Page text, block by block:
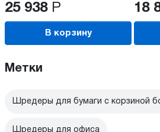
25 938 Р
В корзину
18
Метки
Шредеры для бумаги с корзиной
Шредеры для офиса